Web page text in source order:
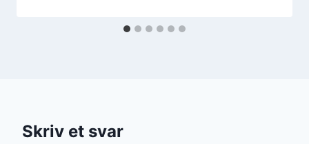
Skriv et svar